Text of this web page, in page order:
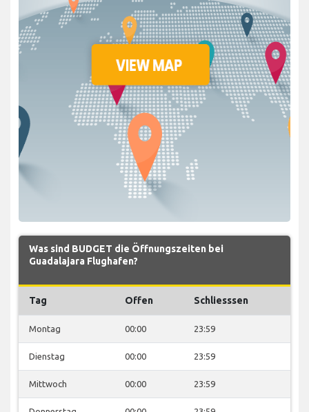
Was sind BUDGET die Öffnungszeiten bei
Guadalajara Flughafen?
Tag Offen Schliesssen
Montag 00:00 23:59
Dienstag 00:00 23:59
Mittwoch 00:00 23:59